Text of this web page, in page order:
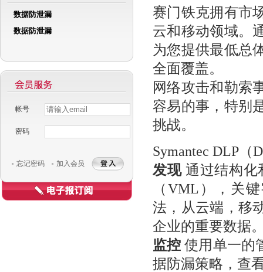
数据防泄漏
数据防泄漏
帐号
密码 Password
忘记密码 加入会员
赛门铁克拥有市
云和移动领域。
为您提供最低总
全面覆盖。
网络攻击和勒索
容易的事，特别
挑战。
Symantec DLP（
发现通过结构化
（VML），关
法，从云端，移
企业的重要数据
监控 使用单一的
据防漏策略，查